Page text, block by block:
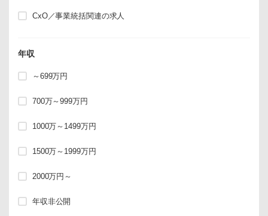
CxO／事業統括関連の求人
年収
～699万円
700万～999万円
1000万～1499万円
1500万～1999万円
2000万円～
年収非公開